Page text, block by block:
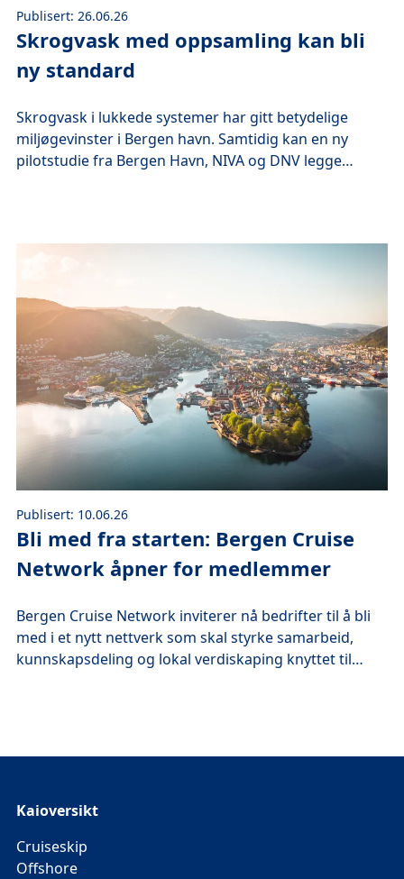
Publisert: 26.06.26
Skrogvask med oppsamling kan bli
ny standard
Skrogvask i lukkede systemer har gitt betydelige
miljøgevinster i Bergen havn. Samtidig kan en ny
pilotstudie fra Bergen Havn, NIVA og DNV legge
Publisert: 10.06.26
Bli med fra starten: Bergen Cruise
Network åpner for medlemmer
Bergen Cruise Network inviterer nå bedrifter til å bli
med i et nytt nettverk som skal styrke samarbeid,
kunnskapsdeling og lokal verdiskaping knyttet til
Kaioversikt
Cruiseskip
Offshore